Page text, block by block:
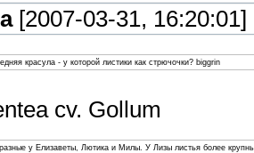
[2007-03-31, 16:20:01]
красула - у которой листики как стрючочки? biggrin
cv. Gollum
у Елизаветы, Лютика и Милы. У Лизы листья более